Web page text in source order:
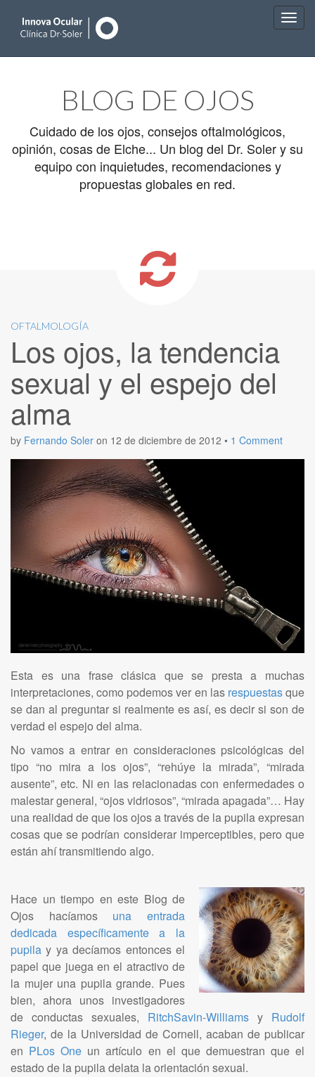
BLOG DE OJOS
Cuidado de los ojos, consejos oftalmológicos,
opinión, cosas de Elche... Un blog del Dr. Soler y su
equipo con inquietudes, recomendaciones y
propuestas globales en red.
OFTALMOLOGÍA
Los ojos, la tendencia
sexual y el espejo del
alma
by Fernando Soler on 12 de diciembre de 2012 • 1 Comment
Esta es una frase clásica que se presta a muchas
interpretaciones, como podemos ver en las respuestasque
se dan al preguntar si realmente es así, es decir si son de
verdad el espejo del alma.
No vamos a entrar en consideraciones psicológicas del
tipo “no mira a los ojos”, “rehúye la mirada”, “mirada
ausente”, etc. Ni en las relacionadas con enfermedades o
malestar general, “ojos vidriosos”, “mirada apagada”… Hay
una realidad de que los ojos a través de la pupila expresan
cosas que se podrían considerar imperceptibles, pero que
están ahí transmitiendo algo.
Hace un tiempo en este Blog de
Ojos hacíamos una entrada
dedicada específicamente a la
pupila y ya decíamos entonces el
papel que juega en el atractivo de
la mujer una pupila grande. Pues
bien, ahora unos investigadores
de conductas sexuales, RitchSavin-Williams y Rudolf
Rieger, de la Universidad de Cornell, acaban de publicar
en PLos One un artículo en el que demuestran que el
estado de la pupila delata la orientación sexual.